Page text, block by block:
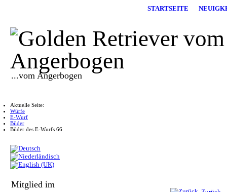
...vom Angerbogen
STARTSEITE
Aktuelle Seite:
Würfe
E-Wurf
Bilder
Bilder des E-Wurfs 66
Mitglied im